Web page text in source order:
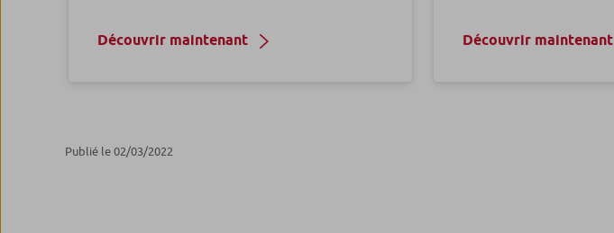
Découvrir maintenant Découvrir maintenant
Publié le 02/03/2022